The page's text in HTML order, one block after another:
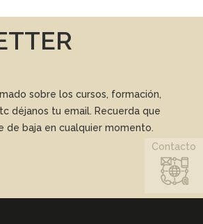
sobre los cursos, formación,
déjanos tu email. Recuerda que
de baja en cualquier momento.
Contacto